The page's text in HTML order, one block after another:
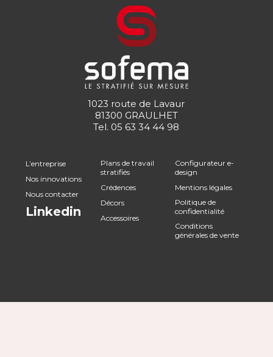
1023 route de Lavaur
81300 GRAULHET
Tel. 05 63 34 44 98
L’entreprise
Nos innovations
Nous contacter
Linkedin
Plans de travail
stratifiés
Crédences
Décors
Accessoires
Configurateur e-
design
Mentions légales
Politique de
confidentialité
Conditions
générales de vente